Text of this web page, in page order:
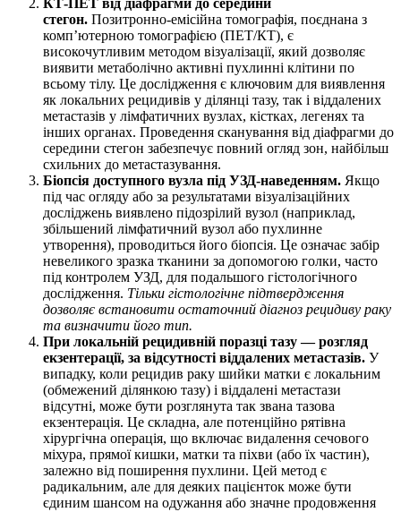
стегон. Позитронно-емісійна томографія, поєднана з
комп’ютерною томографією (ПЕТ/КТ), є
високочутливим методом візуалізації, який дозволяє
виявити метаболічно активні пухлинні клітини по
всьому тілу. Це дослідження є ключовим для виявлення
як локальних рецидивів у ділянці тазу, так і віддалених
метастазів у лімфатичних вузлах, кістках, легенях та
інших органах. Проведення сканування від діафрагми до
середини стегон забезпечує повний огляд зон, найбільш
схильних до метастазування.
Біопсія доступного вузла під УЗД-наведенням. Якщо
під час огляду або за результатами візуалізаційних
досліджень виявлено підозрілий вузол (наприклад,
збільшений лімфатичний вузол або пухлинне
утворення), проводиться його біопсія. Це означає забір
невеликого зразка тканини за допомогою голки, часто
під контролем УЗД, для подальшого гістологічного
дослідження. Тільки гістологічне підтвердження
дозволяє встановити остаточний діагноз рецидиву раку
та визначити його тип.
При локальній рецидивній поразці тазу — розгляд
екзентерації, за відсутності віддалених метастазів. У
випадку, коли рецидив раку шийки матки є локальним
(обмежений ділянкою тазу) і віддалені метастази
відсутні, може бути розглянута так звана тазова
екзентерація. Це складна, але потенційно рятівна
хірургічна операція, що включає видалення сечового
міхура, прямої кишки, матки та піхви (або їх частин),
залежно від поширення пухлини. Цей метод є
радикальним, але для деяких пацієнток може бути
єдиним шансом на одужання або значне продовження